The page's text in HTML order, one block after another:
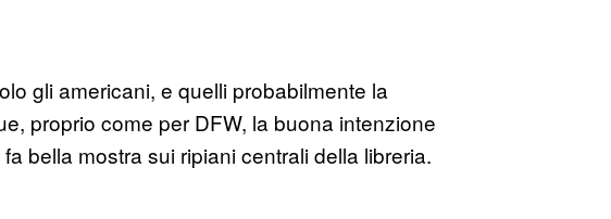
gli americani, e quelli probabilmente la
proprio come per DFW, la buona intenzione
bella mostra sui ripiani centrali della libreria.